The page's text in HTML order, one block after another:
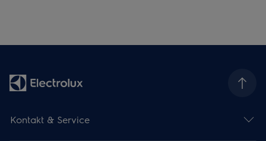
Kontakt & Service